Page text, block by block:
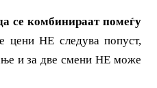
се комбинираат помеѓу
цени НЕ следува попуст,
и за две смени НЕ може